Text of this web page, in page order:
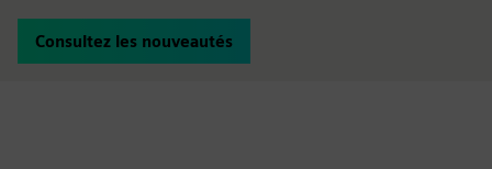
Consultez les nouveautés